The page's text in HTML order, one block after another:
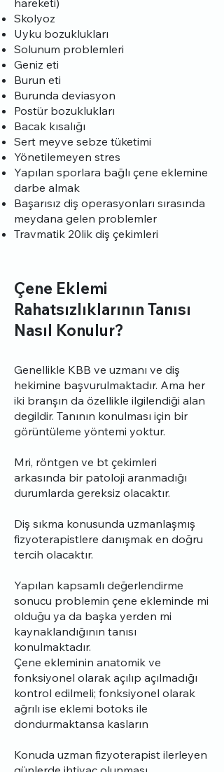
hareketi)
Skolyoz
Uyku bozuklukları
Solunum problemleri
Geniz eti
Burun eti
Burunda deviasyon
Postür bozuklukları
Bacak kısalığı
Sert meyve sebze tüketimi
Yönetilemeyen stres
Yapılan sporlara bağlı çene eklemine
darbe almak
Başarısız diş operasyonları sırasında
meydana gelen problemler
Travmatik 20lik diş çekimleri
Çene Eklemi
Rahatsızlıklarının Tanısı
Nasıl Konulur?
Genellikle KBB ve uzmanı ve diş
hekimine başvurulmaktadır. Ama her
iki branşın da özellikle ilgilendiği alan
degildir. Tanının konulması için bir
görüntüleme yöntemi yoktur.
Mri, röntgen ve bt çekimleri
arkasında bir patoloji aranmadığı
durumlarda gereksiz olacaktır.
Diş sıkma konusunda uzmanlaşmış
fizyoterapistlere danışmak en doğru
tercih olacaktır.
Yapılan kapsamlı değerlendirme
sonucu problemin çene ekleminde mi
olduğu ya da başka yerden mi
kaynaklandığının tanısı
konulmaktadır.
Çene ekleminin anatomik ve
fonksiyonel olarak açılıp açılmadığı
kontrol edilmeli; fonksiyonel olarak
ağrılı ise eklemi botoks ile
dondurmaktansa kasların
Konuda uzman fizyoterapist ilerleyen